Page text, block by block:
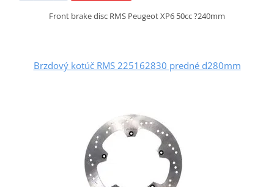
Front brake disc RMS Peugeot XP6 50cc ?240mm
Brzdový kotúč RMS 225162830 predné d280mm